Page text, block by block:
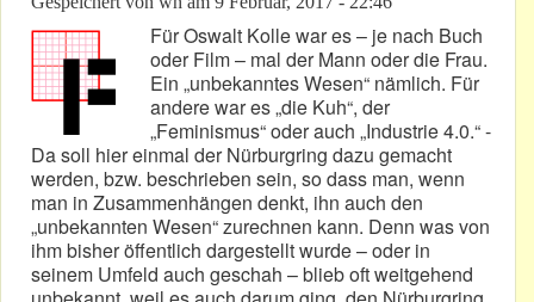
Für Oswalt Kolle war es – je nach Buch
oder Film – mal der Mann oder die Frau.
Ein „unbekanntes Wesen“ nämlich. Für
andere war es „die Kuh“, der
„Feminismus“ oder auch „Industrie 4.0.“ -
Da soll hier einmal der Nürburgring dazu gemacht
werden, bzw. beschrieben sein, so dass man, wenn
man in Zusammenhängen denkt, ihn auch den
„unbekannten Wesen“ zurechnen kann. Denn was von
ihm bisher öffentlich dargestellt wurde – oder in
seinem Umfeld auch geschah – blieb oft weitgehend